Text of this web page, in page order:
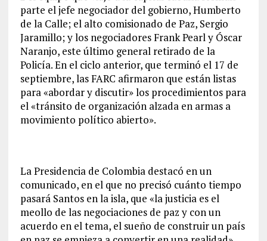
parte el jefe negociador del gobierno, Humberto
de la Calle; el alto comisionado de Paz, Sergio
Jaramillo; y los negociadores Frank Pearl y Óscar
Naranjo, este último general retirado de la
Policía. En el ciclo anterior, que terminó el 17 de
septiembre, las FARC afirmaron que están listas
para «abordar y discutir» los procedimientos para
el «tránsito de organización alzada en armas a
movimiento político abierto».
La Presidencia de Colombia destacó en un
comunicado, en el que no precisó cuánto tiempo
pasará Santos en la isla, que «la justicia es el
meollo de las negociaciones de paz y con un
acuerdo en el tema, el sueño de construir un país